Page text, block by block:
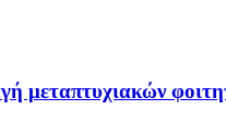
μεταπτυχιακών